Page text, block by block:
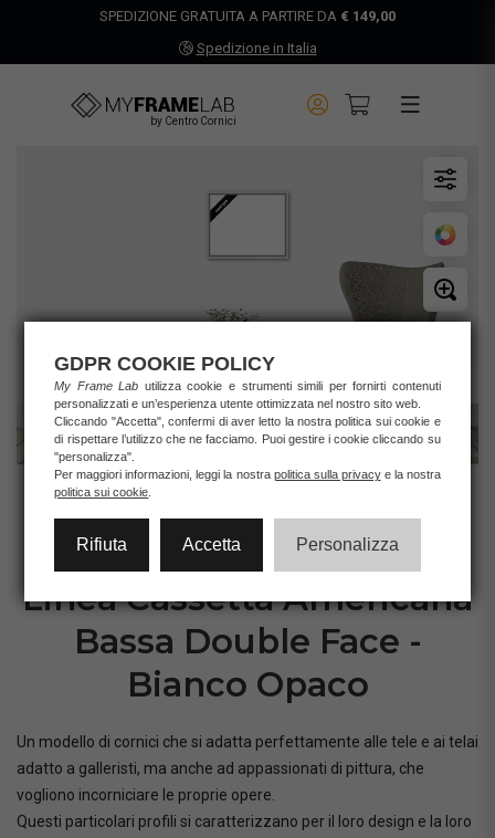
SPEDIZIONE GRATUITA A PARTIRE DA € 149,00
Spedizione in Italia
by Centro Cornici
Linea Cassetta Americana
Bassa Double Face -
Bianco Opaco
Un modello di cornici che si adatta perfettamente alle tele e ai telai
adatto a galleristi, ma anche ad appassionati di pittura, che
vogliono incorniciare le proprie opere.
Questi particolari profili si caratterizzano per il loro design e la loro
GDPR COOKIE POLICY
My Frame Lab utilizza cookie e strumenti simili per fornirti contenuti
personalizzati e un’esperienza utente ottimizzata nel nostro sito web.
Cliccando "Accetta", confermi di aver letto la nostra politica sui cookie e
di rispettare l’utilizzo che ne facciamo. Puoi gestire i cookie cliccando su
"personalizza".
Per maggiori informazioni, leggi la nostra politica sulla privacye la nostra
politica sui cookie
Rifiuta Accetta Personalizza